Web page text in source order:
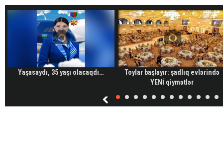
Yaşasaydı, 35 yaşı olacaqdı…
Toylar başlayır: şadlıq evlərində
YENİ qiymətlər